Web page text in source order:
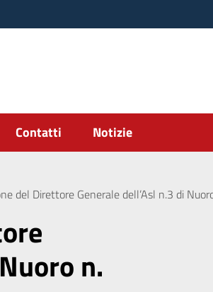
Contatti Notizie
del Direttore Generale dell’Asl n.3 di
n.